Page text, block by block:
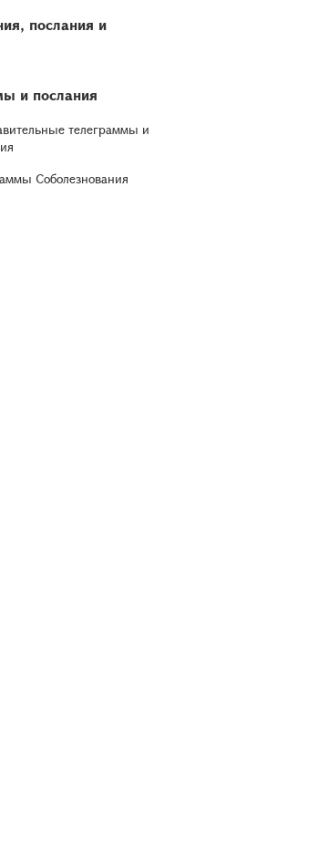
послания и
и послания
телеграммы и
Соболезнования